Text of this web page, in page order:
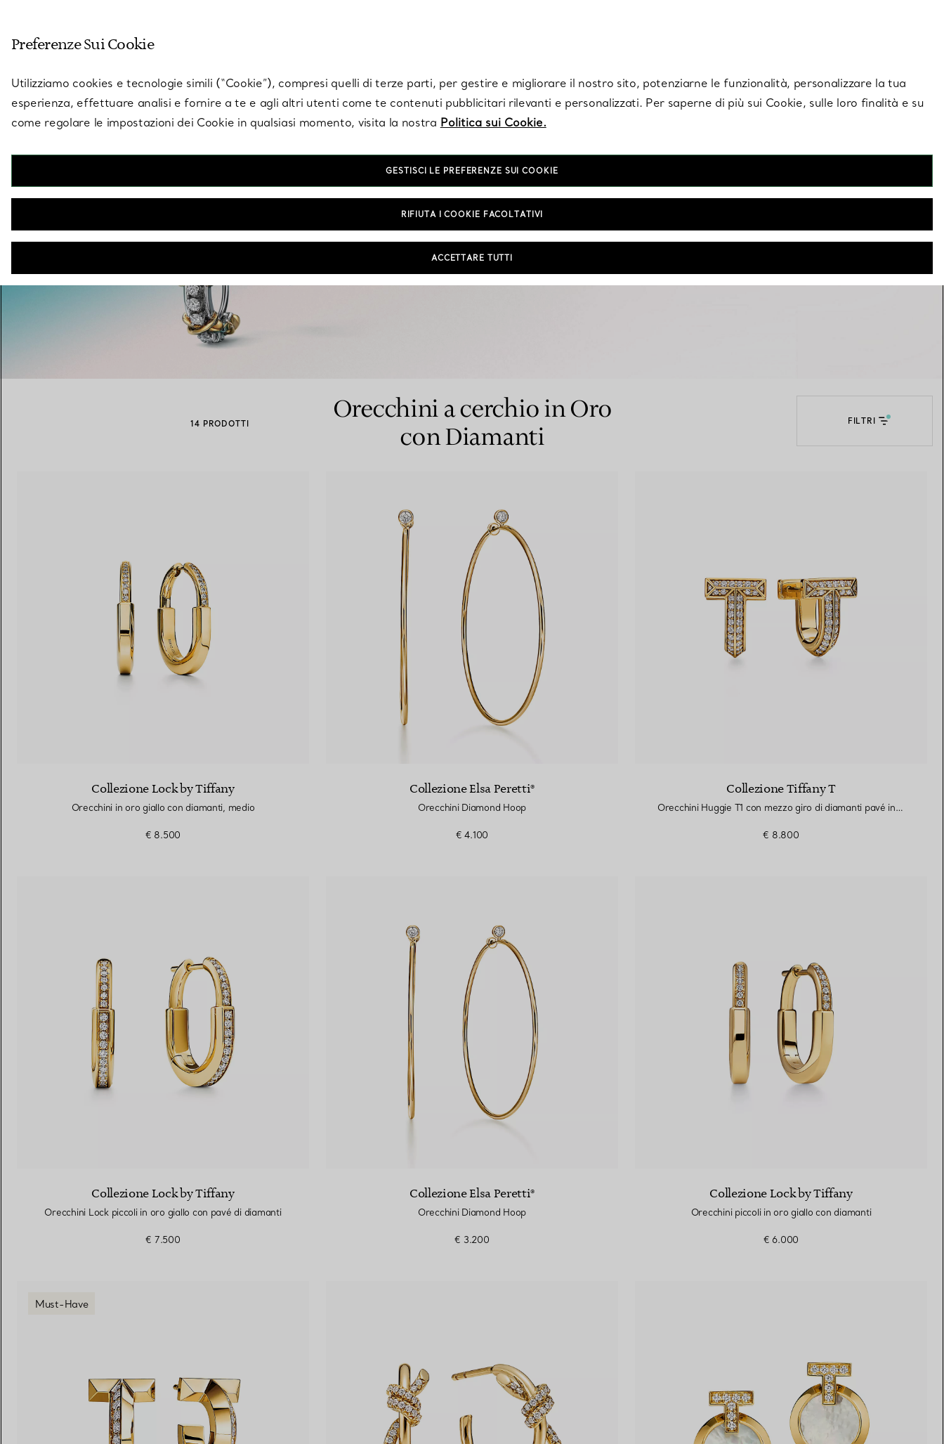
con un esperto di diamanti Tiffany.
argento e non solo.
14 PRODOTTI
Orecchini a cerchio in Oro
con Diamanti
FILTRI
Collezione Lock by Tiffany
Orecchini in oro giallo con diamanti, medio
€ 8.500
Collezione Elsa Peretti®
Orecchini Diamond Hoop
€ 4.100
Collezione Tiffany T
Orecchini Huggie T1 con mezzo giro di diamanti pavé in oro giallo
€ 8.800
Collezione Lock by Tiffany
Orecchini Lock piccoli in oro giallo con pavé di diamanti
€ 7.500
Collezione Elsa Peretti®
Orecchini Diamond Hoop
€ 3.200
Collezione Lock by Tiffany
Orecchini piccoli in oro giallo con diamanti
€ 6.000
Must-Have
Preferenze Sui Cookie
Utilizziamo cookies e tecnologie simili (“Cookie”), compresi quelli di terze parti, per gestire e migliorare il nostro sito, potenziarne le funzionalità, personalizzare la tua
esperienza, effettuare analisi e fornire a te e agli altri utenti come te contenuti pubblicitari rilevanti e personalizzati. Per saperne di più sui Cookie, sulle loro finalità e su
come regolare le impostazioni dei Cookie in qualsiasi momento, visita la nostra Politica sui Cookie.
GESTISCI LE PREFERENZE SUI COOKIE
RIFIUTA I COOKIE FACOLTATIVI
ACCETTARE TUTTI